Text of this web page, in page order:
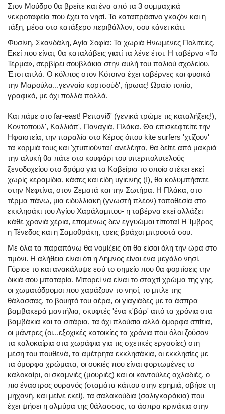
Στον Μούδρο θα βρείτε και ένα από τα 3 συμμαχικά
νεκροταφεία που έχει το νησί. Το καταπράσινο γκαζόν και η
τάξη, μέσα στο κατάξερο περιβάλλον, σου κάνει κάτι.
Φυσίνη, Σκανδάλη, Αγία Σοφία: Τα χωριά Ηνωμένες Πολιτείες.
Εκεί που είναι, θα καταλάβεις γιατί τα λένε έτσι. Η ταβέρνα «Το
Τέρμα», σερβίρει σουβλάκια στην αυλή του παλιού σχολείου.
Έτσι απλά. Ο κόλπος στον Κότσινα έχει ταβέρνες και φυσικά
την Μαρούλα...γενναίο κορτσούδ', ήρωας! Ωραίο τοπίο,
γραφικό, με όχι πολλά πολλά.
Και πάμε στο far-east! Ρεπανίδ' (γενικά τρώμε τις καταλήξεις!),
Κοντοπουλ', Καλλιόπ', Παναγιά, Πλάκα. Θα επισκεφτείτε την
Ηφαιστεία, την παραλία στο Κέρος όπου kite surfers 'χτίζουν'
τα κορμιά τους και 'χτυπιούνται' ανελέητα, θα δείτε από μακριά
την αλυκή θα πάτε στο κουφάρι του υπερπολυτελούς
ξενοδοχείου στο δρόμο για τα Καβείρια το οποίο στέκει εκεί
χωρίς κεραμίδια, κάσες και είδη υγιεινής (!), θα κολυμπήσετε
στην Νεφτίνα, στον Ζεματά και την Σωτήρα. Η Πλάκα, στο
τέρμα πάνω, μια ειδυλλιακή (γνωστή πλέον) τοποθεσία στο
εκκλησάκι του Αγίου Χαράλαμπου- η ταβέρνα εκεί αλλάζει
κάθε χρονιά χέρια, επομένως δεν εγγυώμαι τίποτα! Η Ίμβρος
η Τένεδος και η Σαμοθράκη, τρεις βράχοι μπροστά σου.
Με όλα τα παραπάνω θα νομίζεις ότι θα είσαι όλη την ώρα στο
τιμόνι. Η αλήθεια είναι ότι η Λήμνος είναι ένα μεγάλο νησί.
Γύρισε το και ανακάλυψε εσύ το σημείο που θα φορτίσεις την
δικιά σου μπαταρία. Μπορεί να είναι το σταχτί χρώμα της γης,
οι χωματόδρομοι που χαράζουν το νησί, το μπλε της
θάλασσας, το βουητό του αέρα, οι γιαγιάδες με τα άσπρα
βαμβακερά μαντήλια, σκυφτές 'ένα κ'βάρ' από τα χρόνια στα
βαμβάκια και τα σιτάρια, τα όχι πλούσια αλλά όμορφα σπίτια,
οι μάντρες (οι...εξοχικές κατοικίες τα χρόνια που όλοι ζούσαν
τα καλοκαίρια στα χωράφια για τις σχετικές εργασίες) στη
μέση του πουθενά, τα αμέτρητα εκκλησάκια, οι εκκλησίες με
τα όμορφα χρώματα, οι συκιές που είναι φορτωμένες το
καλοκαίρι, οι σκαμνιές (μουριές) και οι κοντούλες αχλαδιές, ο
πιο έναστρος ουρανός (σταμάτα κάπου στην ερημιά, σβήσε τη
μηχανή, και μείνε εκεί), τα σαλακούδια (σαλιγκαράκια) που
έχει ψήσει η αλμύρα της θάλασσας, τα άσπρα κρινάκια στην